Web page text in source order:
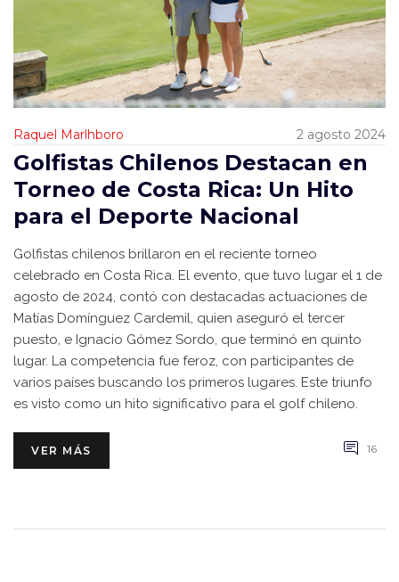
Raquel Marlhboro 2 agosto 2024
Golfistas Chilenos Destacan en
Torneo de Costa Rica: Un Hito
para el Deporte Nacional
Golfistas chilenos brillaron en el reciente torneo
celebrado en Costa Rica. El evento, que tuvo lugar el 1 de
agosto de 2024, contó con destacadas actuaciones de
Matías Domínguez Cardemil, quien aseguró el tercer
puesto, e Ignacio Gómez Sordo, que terminó en quinto
lugar. La competencia fue feroz, con participantes de
varios países buscando los primeros lugares. Este triunfo
es visto como un hito significativo para el golf chileno.
VER MÁS 16